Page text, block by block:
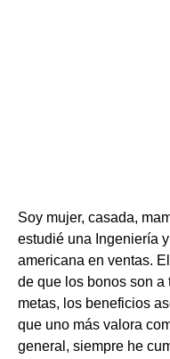
Soy mujer, casada,
estudié una Ingeniería
americana en ventas.
de que los bonos son
metas, los beneficios
que uno más valora
general, siempre he